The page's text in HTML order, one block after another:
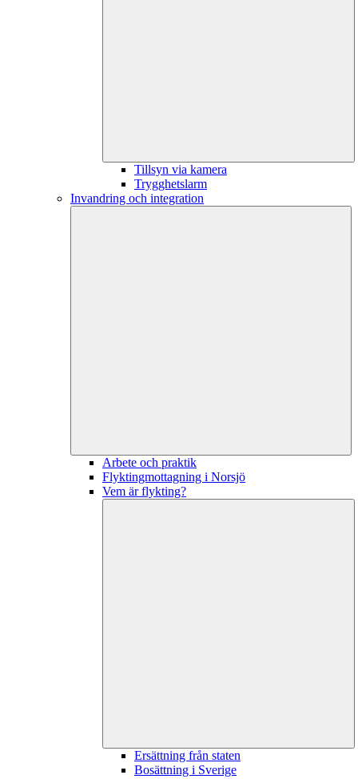
Tillsyn via kamera
Trygghetslarm
Invandring och integration
Arbete och praktik
Flyktingmottagning i Norsjö
Vem är flykting?
Ersättning från staten
Bosättning i Sverige